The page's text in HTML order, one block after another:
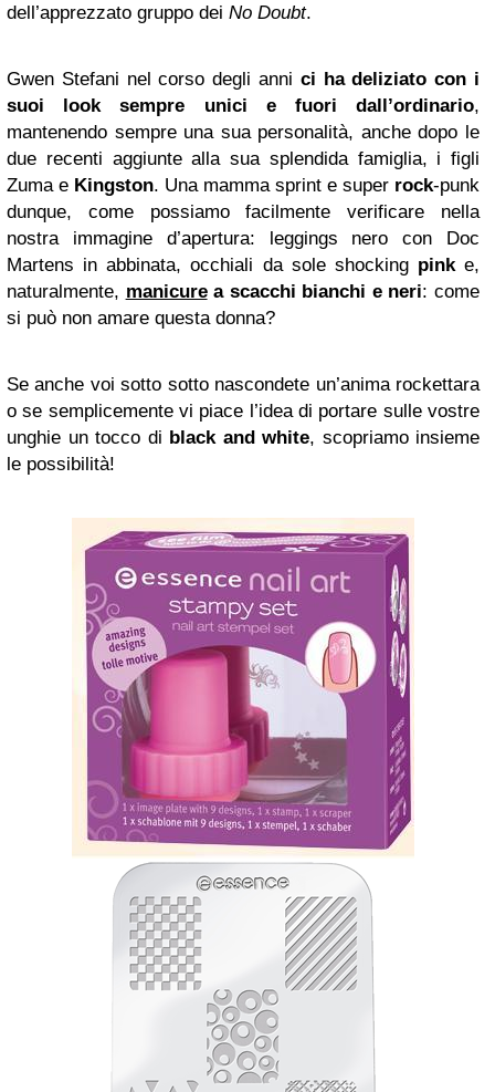
dell’apprezzato gruppo dei No Doubt.
Gwen Stefani nel corso degli anni ci ha deliziato con i
suoi look sempre unici e fuori dall’ordinario,
mantenendo sempre una sua personalità, anche dopo le
due recenti aggiunte alla sua splendida famiglia, i figli
Zuma e Kingston. Una mamma sprint e super rock-punk
dunque, come possiamo facilmente verificare nella
nostra immagine d’apertura: leggings nero con Doc
Martens in abbinata, occhiali da sole shocking pinke,
naturalmente, manicurea scacchi bianchi e neri: come
si può non amare questa donna?
Se anche voi sotto sotto nascondete un’anima rockettara
o se semplicemente vi piace l’idea di portare sulle vostre
unghie un tocco di black and white, scopriamo insieme
le possibilità!